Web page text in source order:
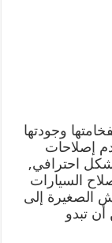
وجودتها
إصلاحات
احترافي,
السيارات
الصغيرة إلى
تبدو